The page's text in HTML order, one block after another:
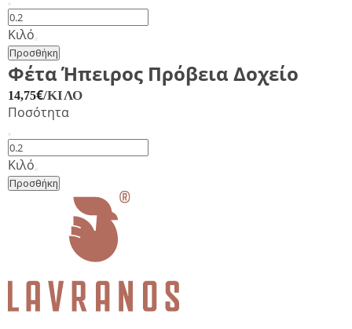
Τυρί
Μαλακό
Χύμα
Πολυδρόσου
ποσότητα
Κιλό
Προσθήκη
Φέτα Ήπειρος Πρόβεια Δοχείο
14,75€/ΚΙΛΌ
Ποσότητα
Φέτα
Ήπειρος
Πρόβεια
Κιλό
Προσθήκη